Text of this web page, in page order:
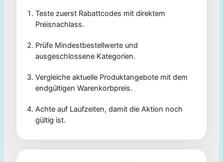
Teste zuerst Rabattcodes mit direktem
Preisnachlass.
Prüfe Mindestbestellwerte und
ausgeschlossene Kategorien.
Vergleiche aktuelle Produktangebote mit dem
endgültigen Warenkorbpreis.
Achte auf Laufzeiten, damit die Aktion noch
gültig ist.